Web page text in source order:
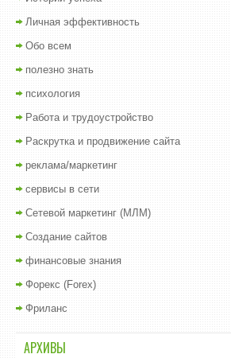
Личная эффективность
Обо всем
полезно знать
психология
Работа и трудоустройство
Раскрутка и продвижение сайта
реклама/маркетинг
сервисы в сети
Сетевой маркетинг (МЛМ)
Создание сайтов
финансовые знания
Форекс (Forex)
Фриланс
АРХИВЫ